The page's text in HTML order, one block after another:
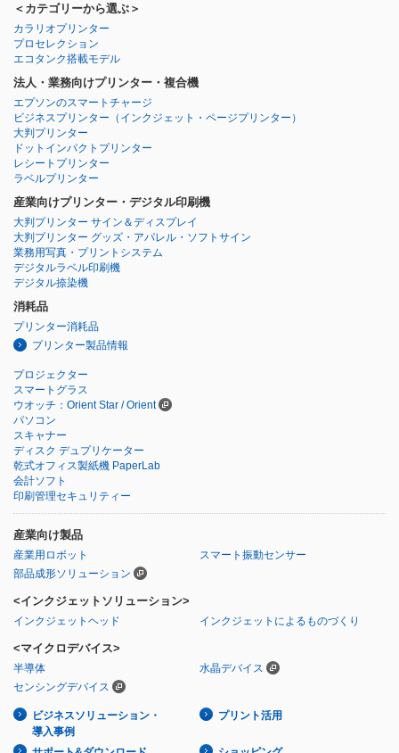
＜カテゴリーから選ぶ＞
カラリオプリンター
プロセレクション
エコタンク搭載モデル
法人・業務向けプリンター・複合機
エプソンのスマートチャージ
ビジネスプリンター （インクジェット・ページプリンター）
大判プリンター
ドットインパクトプリンター
レシートプリンター
ラベルプリンター
産業向けプリンター・デジタル印刷機
大判プリンター サイン＆ディスプレイ
大判プリンター グッズ・アパレル・ソフトサイン
業務用写真・プリントシステム
デジタルラベル印刷機
デジタル捺染機
消耗品
プリンター消耗品
プリンター製品情報
プロジェクター
スマートグラス
ウオッチ：Orient Star / Orient
パソコン
スキャナー
ディスク デュプリケーター
乾式オフィス製紙機 PaperLab
会計ソフト
印刷管理セキュリティー
産業向け製品
産業用ロボット
スマート振動センサー
部品成形ソリューション
<インクジェットソリューション>
インクジェットヘッド インクジェットによるものづくり
<マイクロデバイス>
半導体
水晶デバイス
センシングデバイス
ビジネスソリューション・
導入事例
プリント活用